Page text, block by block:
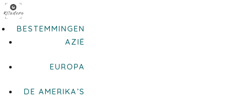
BESTEMMINGEN
AZIË
EUROPA
DE AMERIKA’S